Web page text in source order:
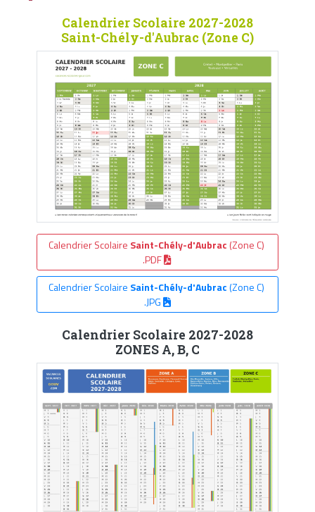
Calendrier Scolaire 2027-2028
Saint-Chély-d'Aubrac (Zone C)
Calendrier Scolaire Saint-Chély-d'Aubrac (Zone C)
.PDF
Calendrier Scolaire Saint-Chély-d'Aubrac(Zone C)
.JPG
Calendrier Scolaire 2027-2028
ZONES A, B, C